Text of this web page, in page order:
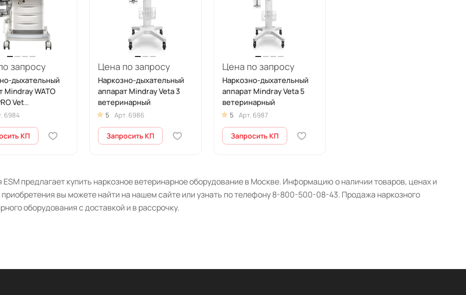
запросу
дыхательный
Mindray WATO
Vet
6984
КП
Цена по запросу
Наркозно-дыхательный
аппарат Mindray Veta 3
ветеринарный
5 Арт. 6986
Запросить КП
Цена по запросу
Наркозно-дыхательный
аппарат Mindray Veta 5
ветеринарный
5 Арт. 6987
Запросить КП
ESM предлагает купить наркозное ветеринарное оборудование в Москве. Информацию о наличии товаров, ценах и
приобретения вы можете найти на нашем сайте или узнать по телефону 8-800-500-08-43. Продажа наркозного
оборудования с доставкой и в рассрочку.